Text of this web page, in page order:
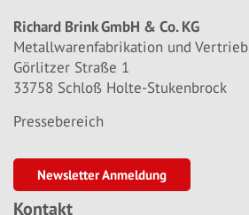
Richard Brink GmbH & Co. KG
Metallwarenfabrikation und Vertrieb
Görlitzer Straße 1
33758 Schloß Holte-Stukenbrock
Pressebereich
Newsletter Anmeldung
Kontakt